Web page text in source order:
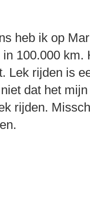
heb ik op
in 100.000 km.
Lek rijden is
dat het
rijden.